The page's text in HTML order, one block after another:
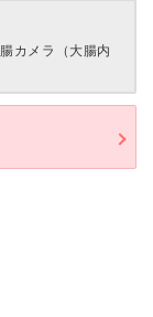
カメラ（大腸内